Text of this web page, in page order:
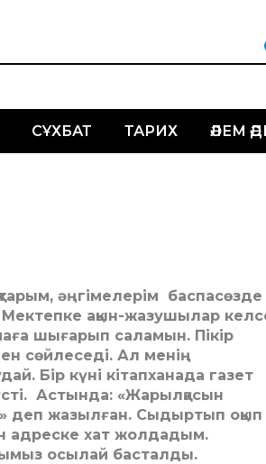
СҰХБАТ ТАРИХ ӘЛЕМ
әңгімелерім баспасөзде
ақын-жазушылар
шығарып саламын. Пікір
сөйлеседі. Ал менің
Бір күні кітапханада газет
Астында: «Жарылқасын
деп жазылған. Сыдыртып оқып
адреске хат жолдадым.
осылай басталды.